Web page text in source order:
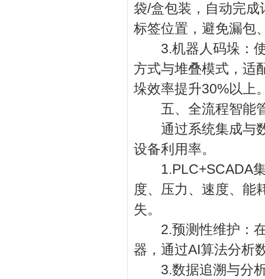
袋/盒包装，自动完
标签位置，避免漏包
3.机器人码垛：使
方式与堆叠模式，适
垛效率提升30%以上
五、全流程智能管
通过系统集成与数
设备利用率。
1.PLC+SCADA集
度、压力、速度、能
失。
2.预测性维护：在
器，通过AI算法分析
3.数据追溯与分析